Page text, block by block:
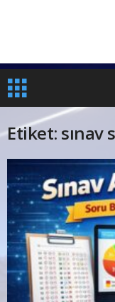
Etiket: sınav